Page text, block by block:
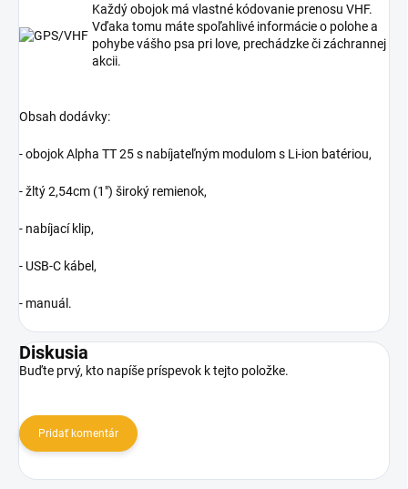
Každý obojok má vlastné kódovanie prenosu VHF.
Vďaka tomu máte spoľahlivé informácie o polohe a
pohybe vášho psa pri love, prechádzke či záchrannej
akcii.
Obsah dodávky:
- obojok Alpha TT 25 s nabíjateľným modulom s Li-ion batériou,
- žltý 2,54cm (1") široký remienok,
- nabíjací klip,
- USB-C kábel,
- manuál.
Diskusia
Buďte prvý, kto napíše príspevok k tejto položke.
Pridať komentár